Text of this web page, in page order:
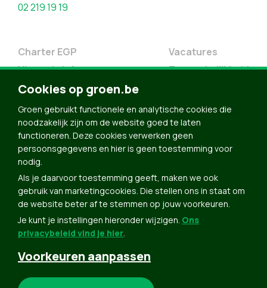
02 219 19 19
Charter EGP
Nieuwsbrief
Doe Mee
Contact
Groen in je buurt
Meldpunt
Vacatures
Toegankelijkheid
Word lid
Agenda
Bekijk kalender
Verleng je lidmaatschap
Programma oktober 2024
Programma juni 2024
Downloads
Cookies op groen.be
Groen gebruikt functionele en analytische cookies die
noodzakelijk zijn om de website goed te laten
functioneren. Deze cookies verwerken geen
persoonsgegevens en hier is geen toestemming voor
nodig.
Als je daarvoor toestemming geeft, maken we ook
gebruik van marketingcookies. Die stellen ons in staat om
de website beter af te stemmen op jouw voorkeuren.
Je kunt je instellingen hieronder wijzigen. Ons
privacybeleid vind je hier.
Voorkeuren aanpassen